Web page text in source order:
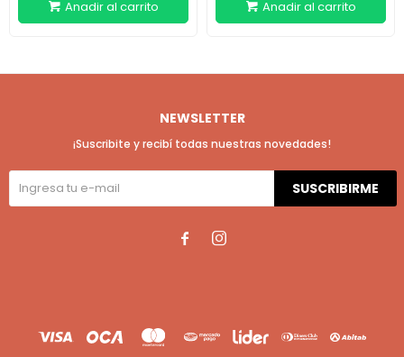
NEWSLETTER
¡Suscribite y recibí todas nuestras novedades!
SUSCRIBIRME
 